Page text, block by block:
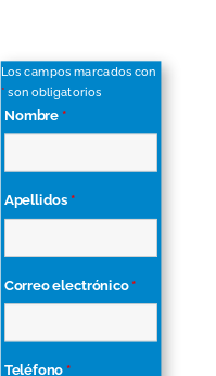
Los campos marcados con
* son obligatorios
Nombre *
Apellidos*
Correo electrónico*
Teléfono*